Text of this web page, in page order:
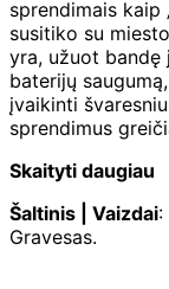
sprendimais kaip
susitiko su
yra, užuot bandę
baterijų
įvaikinti
sprendimus
Skaityti daugiau
Šaltinis | Vaizdai:
Gravesas.